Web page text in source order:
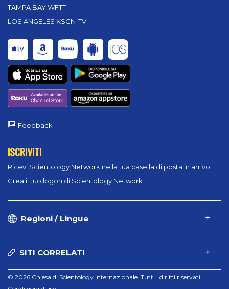
TAMPA BAY WFTT
LOS ANGELES KSCN-TV
Feedback
ISCRIVITI
Ricevi Scientology Network nella tua casella di posta in arrivo
Crea il tuo logon di Scientology Network
Regioni / Lingue
SITI CORRELATI
© 2026 Chiesa di Scientology Internazionale. Tutti i diritti riservati.